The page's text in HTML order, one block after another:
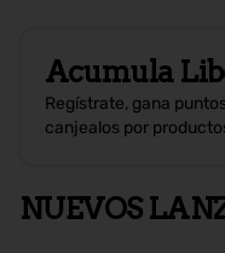
Acumula
Regístrate, gana
canjealos por
NUEVOS